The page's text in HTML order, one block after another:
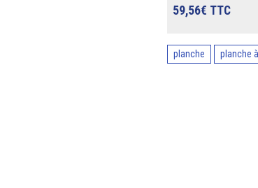
59,56€ TTC
planche planche